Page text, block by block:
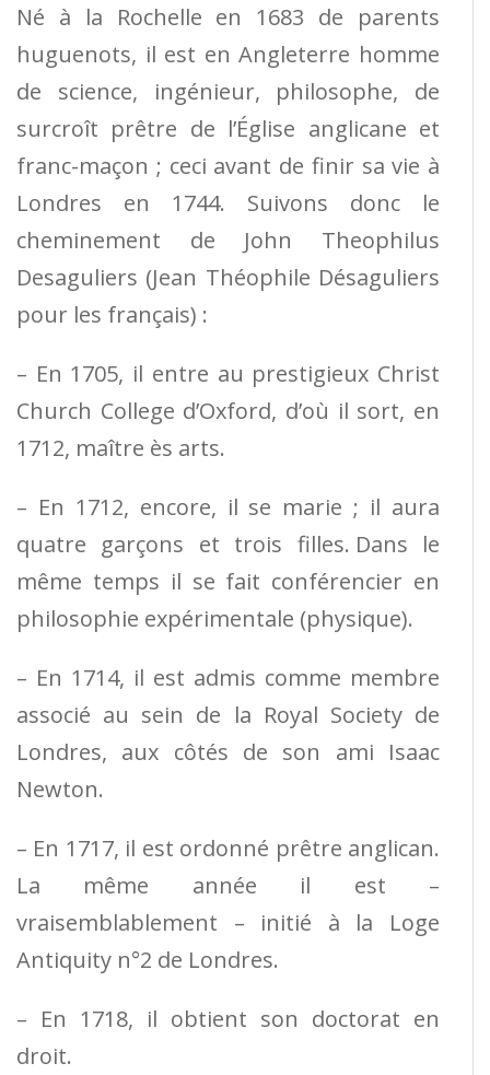
Né à la Rochelle en 1683 de parents
huguenots, il est en Angleterre homme
de science, ingénieur, philosophe, de
surcroît prêtre de l’Église anglicane et
franc-maçon ; ceci avant de finir sa vie à
Londres en 1744. Suivons donc le
cheminement de John Theophilus
Desaguliers (Jean Théophile Désaguliers
pour les français) :
– En 1705, il entre au prestigieux Christ
Church College d’Oxford, d’où il sort, en
1712, maître ès arts.
– En 1712, encore, il se marie ; il aura
quatre garçons et trois filles. Dans le
même temps il se fait conférencier en
philosophie expérimentale (physique).
– En 1714, il est admis comme membre
associé au sein de la Royal Society de
Londres, aux côtés de son ami Isaac
Newton.
– En 1717, il est ordonné prêtre anglican.
La même année il est –
vraisemblablement – initié à la Loge
Antiquity n°2 de Londres.
– En 1718, il obtient son doctorat en
droit.